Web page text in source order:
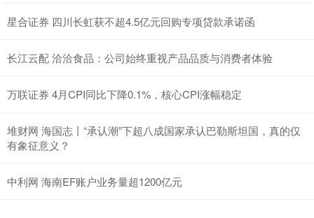
星合证券 四川长虹获不超4.5亿元回购专项贷款承诺函
长江云配 洽洽食品：公司始终重视产品品质与消费者体验
万联证券 4月CPI同比下降0.1%，核心CPI涨幅稳定
堆财网 海国志丨“承认潮”下超八成国家承认巴勒斯坦国，真的仅
有象征意义？
中利网 海南EF账户业务量超1200亿元